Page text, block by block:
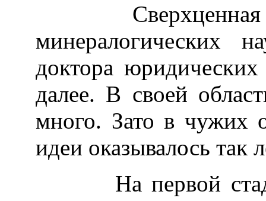
Сверхценная
минералогических
доктора
далее. В своей
много. Зато в чужих
идеи оказывалось так
На первой стадии